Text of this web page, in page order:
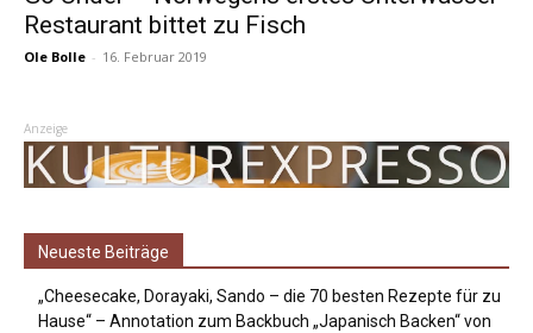
Restaurant bittet zu Fisch
Ole Bolle - 16. Februar 2019
Anzeige
Neueste Beiträge
„Cheesecake, Dorayaki, Sando – die 70 besten Rezepte für zu
Hause“ – Annotation zum Backbuch „Japanisch Backen“ von